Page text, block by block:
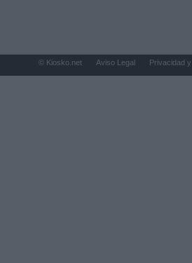
© Kiosko.net Aviso Legal Privacidad